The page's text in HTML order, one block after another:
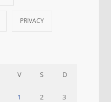
PRIVACY
V S D
1 2 3